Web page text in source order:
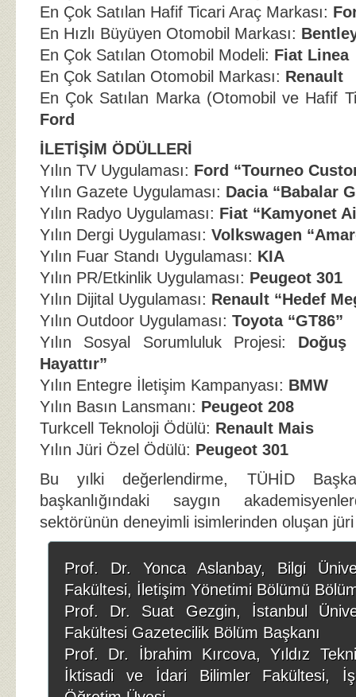
En Çok Satılan Hafif Ticari Araç Markası:
En Hızlı Büyüyen Otomobil Markası:
En Çok Satılan Otomobil Modeli: Fiat Linea
En Çok Satılan Otomobil Markası: Renault
En Çok Satılan Marka (Otomobil ve Hafif
Ford
İLETİŞİM ÖDÜLLERİ
Yılın TV Uygulaması: Ford “Tourneo
Yılın Gazete Uygulaması: Dacia “Babalar
Yılın Radyo Uygulaması: Fiat “Kamyonet
Yılın Dergi Uygulaması: Volkswagen
Yılın Fuar Standı Uygulaması: KIA
Yılın PR/Etkinlik Uygulaması: Peugeot 301
Yılın Dijital Uygulaması: Renault “Hedef
Yılın Outdoor Uygulaması: Toyota “GT86”
Yılın Sosyal Sorumluluk Projesi:
Hayattır”
Yılın Entegre İletişim Kampanyası: BMW
Yılın Basın Lansmanı: Peugeot 208
Turkcell Teknoloji Ödülü: Renault Mais
Yılın Jüri Özel Ödülü: Peugeot 301
Bu yılki değerlendirme, TÜHİD
başkanlığındaki saygın
sektörünün deneyimli isimlerinden oluşan jüri
Prof. Dr. Yonca Aslanbay, Bilgi
Fakültesi, İletişim Yönetimi Bölümü
Prof. Dr. Suat Gezgin, İstanbul
Fakültesi Gazetecilik Bölüm Başkanı
Prof. Dr. İbrahim Kırcova, Yıldız
İktisadi ve İdari Bilimler Fakültesi,